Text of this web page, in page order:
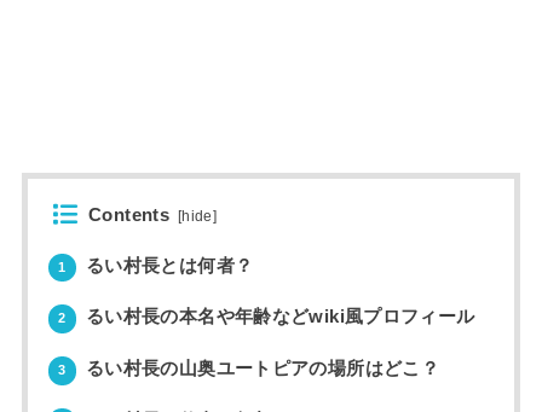
Contents [hide]
1 るい村長とは何者？
2 るい村長の本名や年齢などwiki風プロフィール
3 るい村長の山奥ユートピアの場所はどこ？